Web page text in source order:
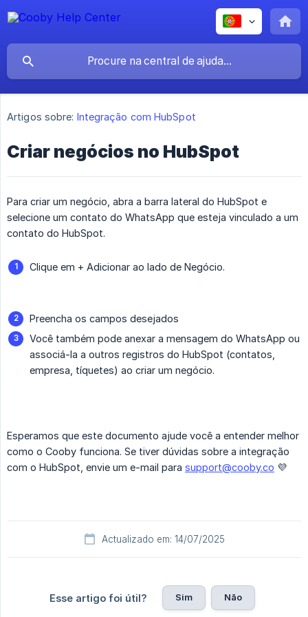
Artigos sobre: Integração com HubSpot
Criar negócios no HubSpot
Para criar um negócio, abra a barra lateral do HubSpot e
selecione um contato do WhatsApp que esteja vinculado a um
contato do HubSpot.
Clique em + Adicionar ao lado de Negócio.
Preencha os campos desejados
Você também pode anexar a mensagem do WhatsApp ou
associá-la a outros registros do HubSpot (contatos,
empresa, tíquetes) ao criar um negócio.
Esperamos que este documento ajude você a entender melhor
como o Cooby funciona. Se tiver dúvidas sobre a integração
com o HubSpot, envie um e-mail para support@cooby.co 💜
Actualizado em: 14/07/2025
Esse artigo foi útil? Sim Não